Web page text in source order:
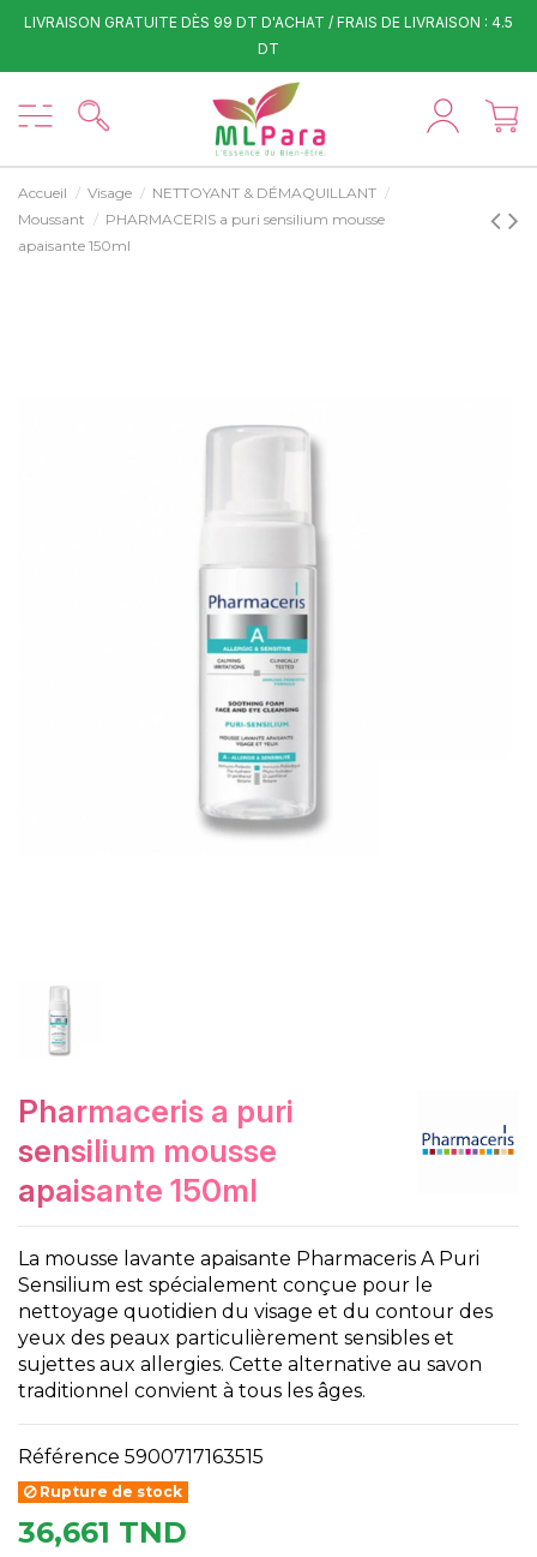
LIVRAISON GRATUITE DÈS 99 DT D'ACHAT / FRAIS DE LIVRAISON : 4.5
DT
Accueil Visage
NETTOYANT & DÉMAQUILLANT
Moussant
PHARMACERIS a puri sensilium mousse
apaisante 150ml
pharmaceris a puri
sensilium mousse
apaisante 150ml
La mousse lavante apaisante Pharmaceris A Puri
Sensilium est spécialement conçue pour le
nettoyage quotidien du visage et du contour des
yeux des peaux particulièrement sensibles et
sujettes aux allergies. Cette alternative au savon
traditionnel convient à tous les âges.
Référence 5900717163515
Rupture de stock
36,661 TND